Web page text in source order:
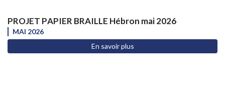
PROJET PAPIER BRAILLE Hébron mai 2026
MAI 2026
En savoir plus